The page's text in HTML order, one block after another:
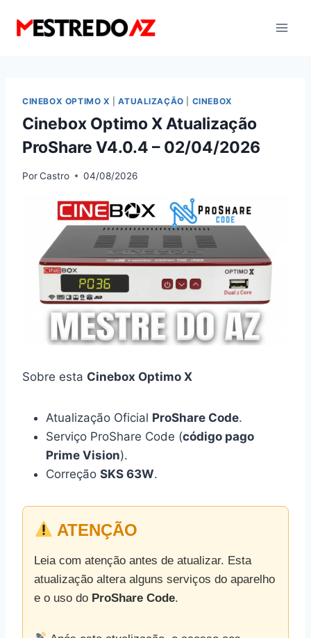
para
CINEBOX OPTIMO X |ATUALIZAÇÃO CINEBOX
Cinebox Optimo X Atualização
ProShare V4.0.4 – 02/04/2026
PorCastro 04/08/2026
Sobre esta Cinebox Optimo X
Atualização Oficial ProShare Code.
Serviço ProShare Code (código pago
Prime Vision).
Correção SKS 63W.
ATENÇÃO
Leia com atenção antes de atualizar. Esta
atualização altera alguns serviços do aparelho
e o uso do ProShare Code.